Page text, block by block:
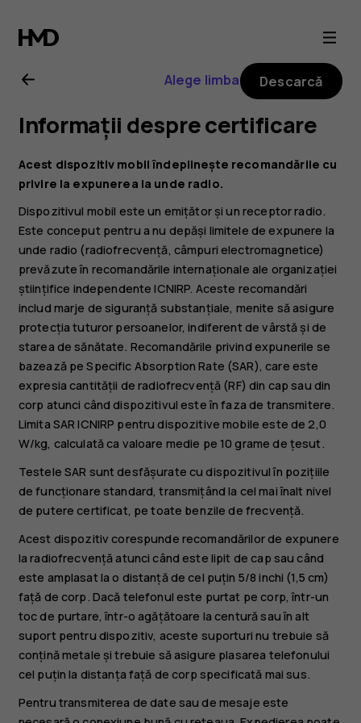
Ghid
de
utilizare
Nokia
G21
Alege limba Descarcă
Informații despre certificare
Acest dispozitiv mobil îndeplinește recomandările cu
privire la expunerea la unde radio.
Dispozitivul mobil este un emițător și un receptor radio.
Este conceput pentru a nu depăși limitele de expunere la
unde radio (radiofrecvență, câmpuri electromagnetice)
prevăzute în recomandările internaționale ale organizației
științifice independente ICNIRP. Aceste recomandări
includ marje de siguranță substanțiale, menite să asigure
protecția tuturor persoanelor, indiferent de vârstă și de
starea de sănătate. Recomandările privind expunerile se
bazează pe Specific Absorption Rate (SAR), care este
expresia cantității de radiofrecvență (RF) din cap sau din
corp atunci când dispozitivul este în faza de transmitere.
Limita SAR ICNIRP pentru dispozitive mobile este de 2,0
W/kg, calculată ca valoare medie pe 10 grame de țesut.
Testele SAR sunt desfășurate cu dispozitivul în pozițiile
de funcționare standard, transmițând la cel mai înalt nivel
de putere certificat, pe toate benzile de frecvență.
Acest dispozitiv corespunde recomandărilor de expunere
la radiofrecvență atunci când este lipit de cap sau când
este amplasat la o distanță de cel puțin 5/8 inchi (1,5 cm)
față de corp. Dacă telefonul este purtat pe corp, într-un
toc de purtare, într-o agățătoare la centură sau în alt
suport pentru dispozitiv, aceste suporturi nu trebuie să
conțină metale și trebuie să asigure plasarea telefonului
cel puțin la distanța față de corp specificată mai sus.
Pentru transmiterea de date sau de mesaje este